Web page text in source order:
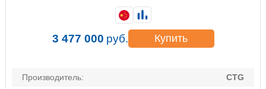
Производитель:
CTG
3 477 000 руб. Купить